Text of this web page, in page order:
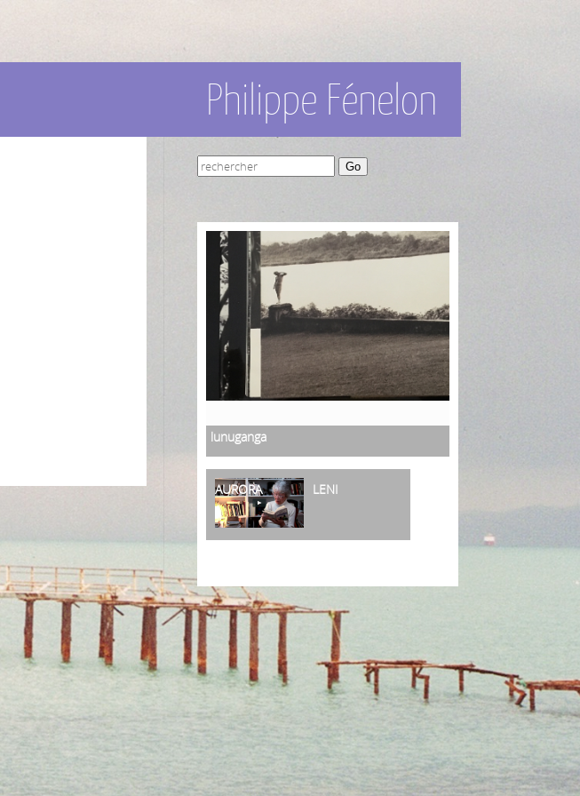
Philippe Fénelon
Go
lunuganga
AURORA LENI